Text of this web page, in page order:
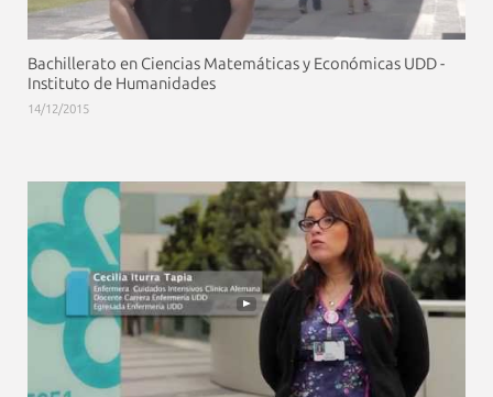
Bachillerato en Ciencias Matemáticas y Económicas UDD -
Instituto de Humanidades
14/12/2015